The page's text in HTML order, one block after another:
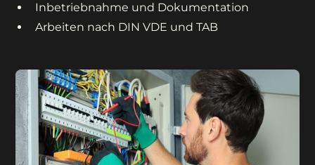
Inbetriebnahme und Dokumentation
Arbeiten nach DIN VDE und TAB